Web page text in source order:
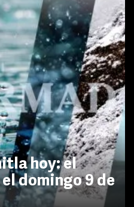
hoy: el
domingo 9 de